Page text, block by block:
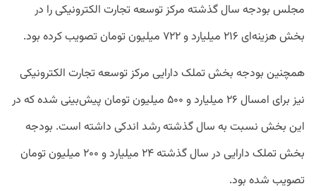
مجلس بودجه سال گذشته مرکز توسعه تجارت الکترونیکی را در
بخش هزینه‌ای ۲۱۶ میلیارد و ۷۲۲ میلیون تومان تصویب کرده بود.
همچنین بودجه بخش تملک دارایی مرکز توسعه تجارت الکترونیکی
نیز برای امسال ۲۶ میلیارد و ۵۰۰ میلیون تومان پیش‌بینی شده که در
این بخش نسبت به سال گذشته رشد اندکی داشته است. بودجه
بخش تملک دارایی در سال گذشته ۲۴ میلیارد و ۲۰۰ میلیون تومان
تصویب شده بود.